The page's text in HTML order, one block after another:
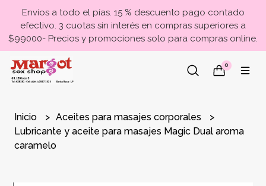
Envíos a todo el pías. 15 % descuento pago contado
efectivo. 3 cuotas sin interés en compras superiores a
$99000- Precios y promociones solo para compras online.
0
Inicio
Aceites para masajes corporales
Lubricante y aceite para masajes Magic Dual aroma
caramelo